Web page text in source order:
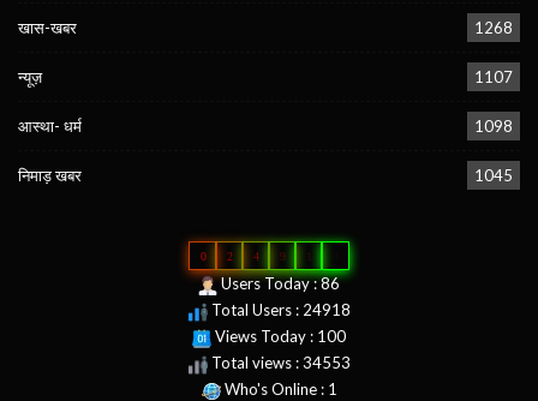
खास-खबर 1268
न्यूज़ 1107
आस्था- धर्म 1098
निमाड़ खबर 1045
0 2 4 9 1
Users Today : 86
Total Users : 24918
Views Today : 100
Total views : 34553
Who's Online : 1